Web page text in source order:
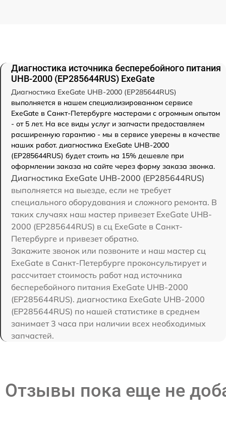
Диагностика источника бесперебойного питания
UHB-2000 (EP285644RUS) ExeGate
Диагностика ExeGate UHB-2000 (EP285644RUS)
выполняется в нашем специализированном сервисе
ExeGate в Санкт-Петербурге мастерами с огромным опытом
- от 5 лет. На все виды услуг и запчасти предоставляем
расширенную гарантию - мы в сервисе уверены в качестве
наших работ. диагностика ExeGate UHB-2000
(EP285644RUS) будет стоить на 15% дешевле при
оформлении заказа на сайте через форму заказа звонка.
Диагностика ExeGate UHB-2000 (EP285644RUS)
выполняется на выезде, если не требует
специального оборудования и сложного ремонта. В
таких случаях наш мастер привезет ExeGate UHB-
2000 (EP285644RUS) в сц ExeGate в Санкт-
Петербурге и привезет обратно.
Закажите звонок или позвоните и наш мастер сц
ExeGate в Санкт-Петербурге проконсультирует и
рассчитает стоимость работ над источника
бесперебойного питания ExeGate UHB-2000
(EP285644RUS). диагностика ExeGate UHB-2000
(EP285644RUS) по нашей статистике в среднем
занимает 3 часа при наличии всех необходимых
запчастей.
Отзывы пока еще не